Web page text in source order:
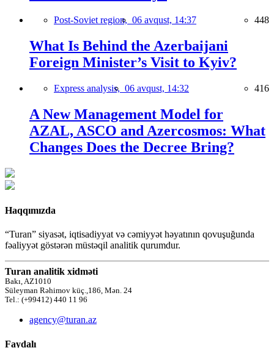
Post-Soviet region, 06 avqust, 14:37 448
What Is Behind the Azerbaijani
Foreign Minister’s Visit to Kyiv?
Express analysis, 06 avqust, 14:32 416
A New Management Model for
AZAL, ASCO and Azercosmos: What
Changes Does the Decree Bring?
Haqqımızda
“Turan” siyasət, iqtisadiyyat və cəmiyyət həyatının qovuşuğunda
fəaliyyət göstərən müstəqil analitik qurumdur.
Turan analitik xidməti
Bakı, AZ1010
Süleyman Rəhimov küç.,186, Mən. 24
Tel.: (+99412) 440 11 96
agency@turan.az
Faydalı